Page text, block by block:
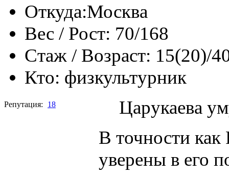
Откуда:Москва
Вес / Рост: 70/168
Стаж / Возраст: 15(20)/
Кто: физкультурник
Репутация: 18
Царукаева
В точности как
уверены в его